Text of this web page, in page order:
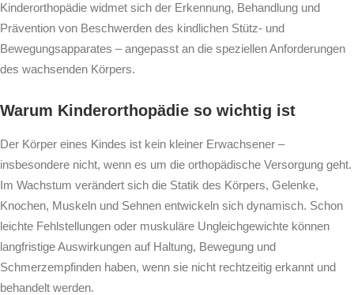
Kinderorthopädie widmet sich der Erkennung, Behandlung und
Prävention von Beschwerden des kindlichen Stütz- und
Bewegungsapparates – angepasst an die speziellen Anforderungen
des wachsenden Körpers.
Warum Kinderorthopädie so wichtig ist
Der Körper eines Kindes ist kein kleiner Erwachsener –
insbesondere nicht, wenn es um die orthopädische Versorgung geht.
Im Wachstum verändert sich die Statik des Körpers, Gelenke,
Knochen, Muskeln und Sehnen entwickeln sich dynamisch. Schon
leichte Fehlstellungen oder muskuläre Ungleichgewichte können
langfristige Auswirkungen auf Haltung, Bewegung und
Schmerzempfinden haben, wenn sie nicht rechtzeitig erkannt und
behandelt werden.